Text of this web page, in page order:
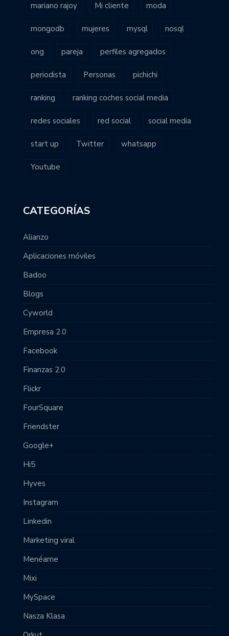
mariano rajoy Mi cliente moda
mongodb mujeres mysql nosql
ong pareja perfiles agregados
periodista Personas pichichi
ranking ranking coches social media
redes sociales red social social media
start up Twitter whatsapp
Youtube
CATEGORÍAS
Alianzo
Aplicaciones móviles
Badoo
Blogs
Cyworld
Empresa 2.0
Facebook
Finanzas 2.0
Flickr
FourSquare
Friendster
Google+
Hi5
Hyves
Instagram
Linkedin
Marketing viral
Menéame
Mixi
MySpace
Nasza Klasa